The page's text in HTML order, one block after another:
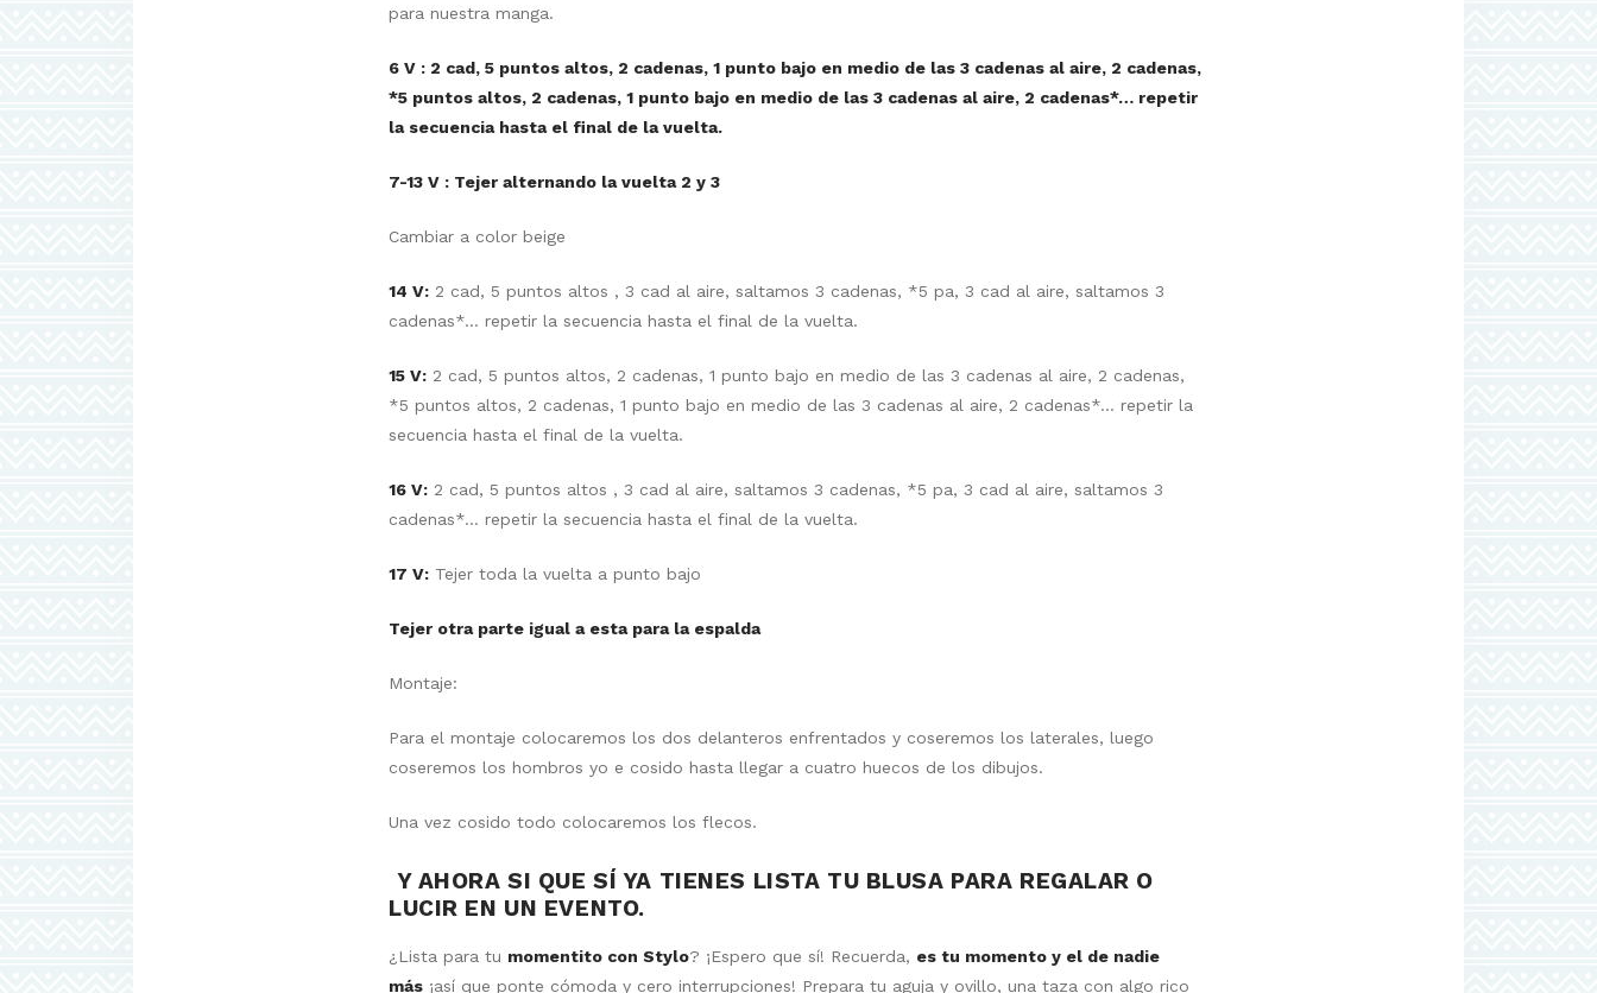
para nuestra manga.
6 V : 2 cad, 5 puntos altos, 2 cadenas, 1 punto bajo en medio de las 3 cadenas al aire, 2 cadenas,
*5 puntos altos, 2 cadenas, 1 punto bajo en medio de las 3 cadenas al aire, 2 cadenas*… repetir
la secuencia hasta el final de la vuelta.
7-13 V : Tejer alternando la vuelta 2 y 3
Cambiar a color beige
14 V: 2 cad, 5 puntos altos , 3 cad al aire, saltamos 3 cadenas, *5 pa, 3 cad al aire, saltamos 3
cadenas*… repetir la secuencia hasta el final de la vuelta.
15 V: 2 cad, 5 puntos altos, 2 cadenas, 1 punto bajo en medio de las 3 cadenas al aire, 2 cadenas,
*5 puntos altos, 2 cadenas, 1 punto bajo en medio de las 3 cadenas al aire, 2 cadenas*… repetir la
secuencia hasta el final de la vuelta.
16 V: 2 cad, 5 puntos altos , 3 cad al aire, saltamos 3 cadenas, *5 pa, 3 cad al aire, saltamos 3
cadenas*… repetir la secuencia hasta el final de la vuelta.
17 V: Tejer toda la vuelta a punto bajo
Tejer otra parte igual a esta para la espalda
Montaje:
Para el montaje colocaremos los dos delanteros enfrentados y coseremos los laterales, luego
coseremos los hombros yo e cosido hasta llegar a cuatro huecos de los dibujos.
Una vez cosido todo colocaremos los flecos.
Y AHORA SI QUE SÍ YA TIENES LISTA TU BLUSA PARA REGALAR O
LUCIR EN UN EVENTO.
¿Lista para tu momentito con Stylo? ¡Espero que sí! Recuerda, es tu momento y el de nadie
más ¡así que ponte cómoda y cero interrupciones! Prepara tu aguja y ovillo, una taza con algo rico